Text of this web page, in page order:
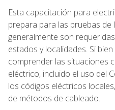
Esta capacitación para
prepara para las pruebas de
generalmente son
estados y localidades. Si
comprender las situaciones
eléctrico, incluido el uso del
los códigos eléctricos
de métodos de cableado.